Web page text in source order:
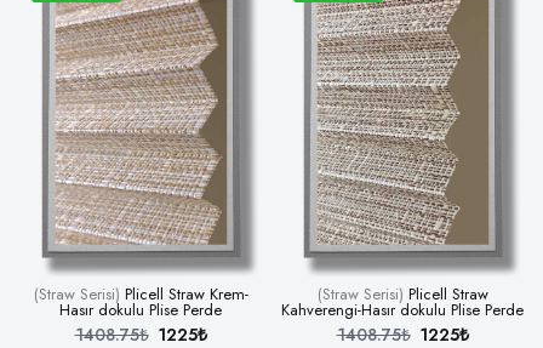
(Straw Serisi) Plicell Straw Krem-
Hasır dokulu Plise Perde
1408.75₺ 1225₺
(Straw Serisi) Plicell Straw
Kahverengi-Hasır dokulu Plise Perde
1408.75₺ 1225₺